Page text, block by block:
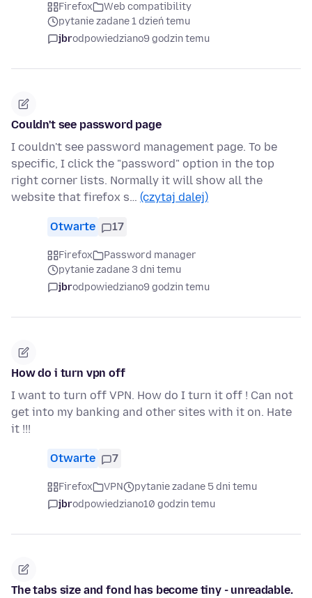
Firefox
Web compatibility
pytanie zadane 1 dzień temu
jbrodpowiedziano9 godzin temu
Couldn't see password page
I couldn't see password management page. To be
specific, I click the "password" option in the top
right corner lists. Normally it will show all the
website that firefox s… (czytaj dalej)
Otwarte 17
Firefox
Password manager
pytanie zadane 3 dni temu
jbrodpowiedziano9 godzin temu
How do i turn vpn off
I want to turn off VPN. How do I turn it off ! Can not
get into my banking and other sites with it on. Hate
it !!!
Otwarte 7
Firefox VPN
pytanie zadane 5 dni temu
jbrodpowiedziano10 godzin temu
The tabs size and fond has become tiny - unreadable.